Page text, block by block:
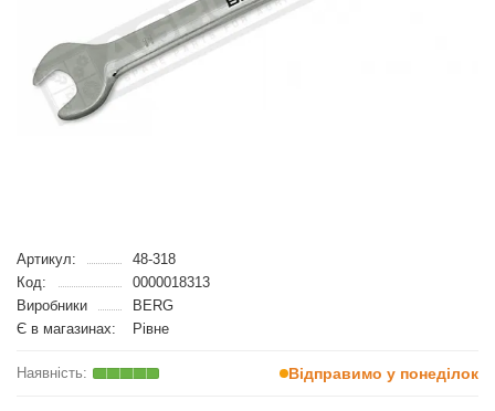
Артикул:
48-318
Код:
0000018313
Виробники
BERG
Є в магазинах:
Рівне
Відправимо у понеділок